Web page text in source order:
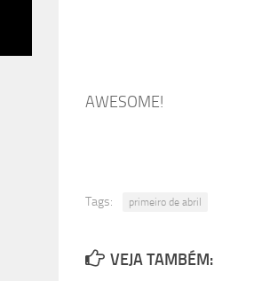
AWESOME!
Tags: primeiro de abril
VEJA TAMBÉM: